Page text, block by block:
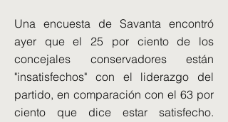
Una encuesta de Savanta encontró
ayer que el 25 por ciento de los
concejales conservadores están
"insatisfechos" con el liderazgo del
partido, en comparación con el 63 por
ciento que dice estar satisfecho.